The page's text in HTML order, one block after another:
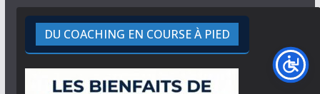
DU COACHING EN COURSE À PIED